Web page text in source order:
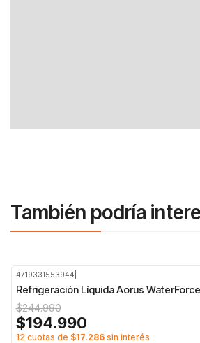
También podría
4719331553944
Refrigeración Líquida Aorus
$244.990
$194.990
12 cuotas de $17.286sin interés